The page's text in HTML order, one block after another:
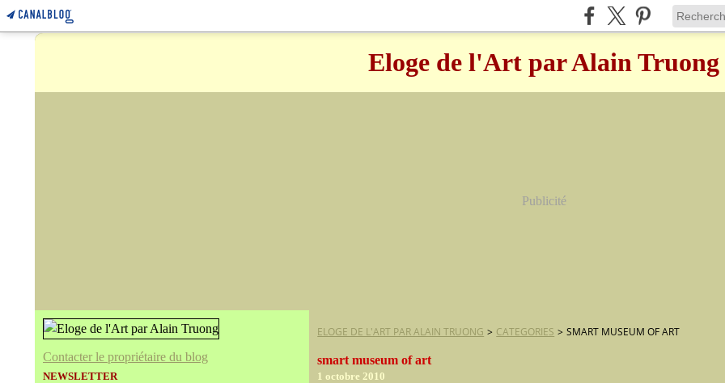
Eloge de l'Art par Alain Truong
Publicité
Contacter le propriétaire du blog
NEWSLETTER
ELOGE DE L'ART PAR ALAIN TRUONG > CATEGORIES > SMART MUSEUM OF ART
smart museum of art
1 octobre 2010